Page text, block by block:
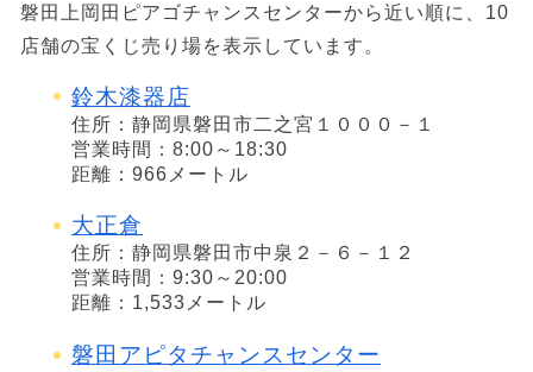
磐田上岡田ピアゴチャンスセンターから近い順に、10
店舗の宝くじ売り場を表示しています。
鈴木漆器店
住所：静岡県磐田市二之宮１０００－１
営業時間：8:00～18:30
距離：966メートル
大正倉
住所：静岡県磐田市中泉２－６－１２
営業時間：9:30～20:00
距離：1,533メートル
磐田アピタチャンスセンター